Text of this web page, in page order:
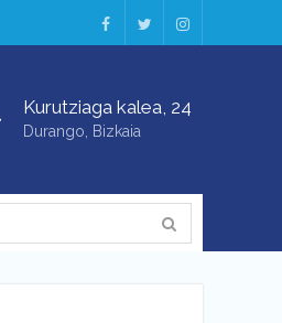
Kurutziaga kalea, 24
Durango, Bizkaia